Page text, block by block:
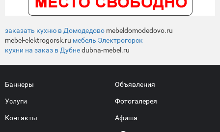
заказать кухню в Домодедово mebeldomodedovo.ru
mebel-elektrogorsk.ru мебель Электрогорск
кухни на заказ в Дубнеdubna-mebel.ru
Баннеры
Услуги
Контакты
Объявления
Фотогалерея
Афиша